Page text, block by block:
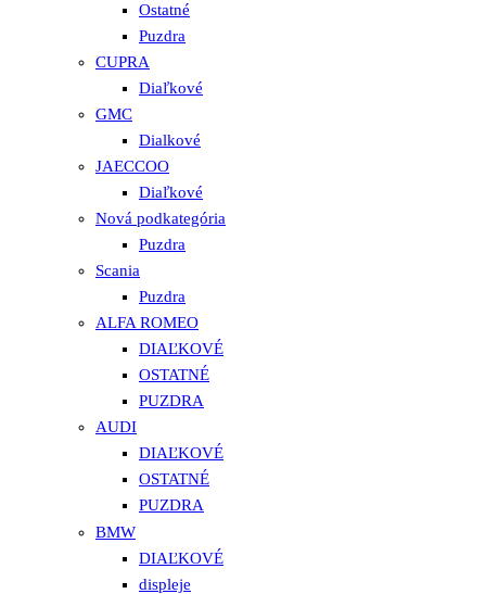
Ostatné
Puzdra
CUPRA
Diaľkové
GMC
Dialkové
JAECCOO
Diaľkové
Nová podkategória
Puzdra
Scania
Puzdra
ALFA ROMEO
DIAĽKOVÉ
OSTATNÉ
PUZDRA
AUDI
DIAĽKOVÉ
OSTATNÉ
PUZDRA
BMW
DIAĽKOVÉ
displeje